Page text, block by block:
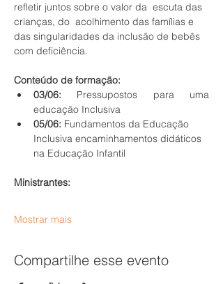
refletir juntos sobre o valor da  escuta das
crianças, do  acolhimento das famílias e
das singularidades da inclusão de bebês
com deficiência.
Conteúdo de formação:
03/06: Pressupostos para uma
educação Inclusiva
05/06: Fundamentos da Educação
Inclusiva encaminhamentos didáticos
na Educação Infantil
Ministrantes:
Mostrar mais
Compartilhe esse evento